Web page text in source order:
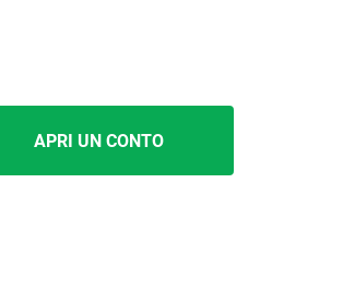
APRI UN CONTO